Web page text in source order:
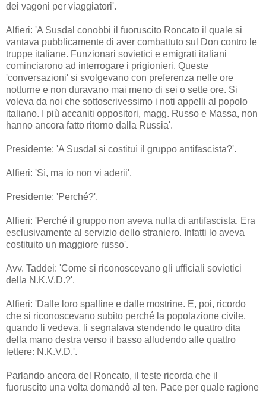
dei vagoni per viaggiatori'.
Alfieri: 'A Susdal conobbi il fuoruscito Roncato il quale si
vantava pubblicamente di aver combattuto sul Don contro le
truppe italiane. Funzionari sovietici e emigrati italiani
cominciarono ad interrogare i prigionieri. Queste
'conversazioni' si svolgevano con preferenza nelle ore
notturne e non duravano mai meno di sei o sette ore. Si
voleva da noi che sottoscrivessimo i noti appelli al popolo
italiano. I più accaniti oppositori, magg. Russo e Massa, non
hanno ancora fatto ritorno dalla Russia'.
Presidente: 'A Susdal si costituì il gruppo antifascista?'.
Alfieri: 'Sì, ma io non vi aderii'.
Presidente: 'Perché?'.
Alfieri: 'Perché il gruppo non aveva nulla di antifascista. Era
esclusivamente al servizio dello straniero. Infatti lo aveva
costituito un maggiore russo'.
Avv. Taddei: 'Come si riconoscevano gli ufficiali sovietici
della N.K.V.D.?'.
Alfieri: 'Dalle loro spalline e dalle mostrine. E, poi, ricordo
che si riconoscevano subito perché la popolazione civile,
quando li vedeva, li segnalava stendendo le quattro dita
della mano destra verso il basso alludendo alle quattro
lettere: N.K.V.D.'.
Parlando ancora del Roncato, il teste ricorda che il
fuoruscito una volta domandò al ten. Pace per quale ragione